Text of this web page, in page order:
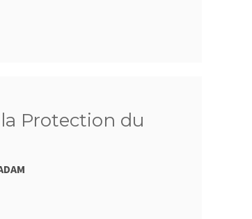
Protection du